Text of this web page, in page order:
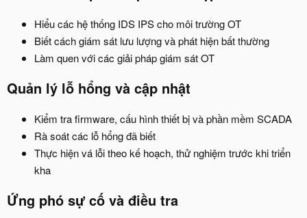
Hiểu các hệ thống IDS IPS cho môi trường OT
Biết cách giám sát lưu lượng và phát hiện bất thường
Làm quen với các giải pháp giám sát OT
Quản lý lỗ hổng và cập nhật
Kiểm tra firmware, cấu hình thiết bị và phần mềm SCADA
Rà soát các lỗ hổng đã biết
Thực hiện vá lỗi theo kế hoạch, thử nghiệm trước khi triển
kha
Ứng phó sự cố và điều tra